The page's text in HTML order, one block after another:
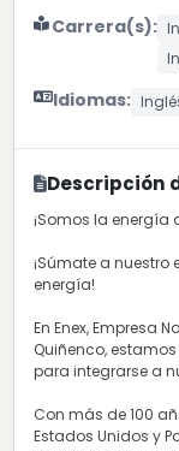
Carrera(s):
Idiomas:
Descripción
¡Somos la energía
¡Súmate a
energía!
En Enex, Empresa
Quiñenco,
para integrarse a
Con más de 100
Estados Unidos y